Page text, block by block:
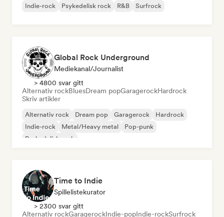
Indie-rock
Psykedelisk rock R&B Surfrock
Global Rock Underground
Mediekanal/journalist
> 4800 svar gitt
Alternativ rockBluesDream popGaragerockHardrock
Skriv artikler
Alternativ rock Dream pop Garagerock
Hardrock
Indie-rock
Metal/Heavy metal
Pop-punk
Psykedelisk rock
Time to Indie
Spillelistekurator
> 2300 svar gitt
Alternativ rockGaragerockIndie-popIndie-rockSurfrock